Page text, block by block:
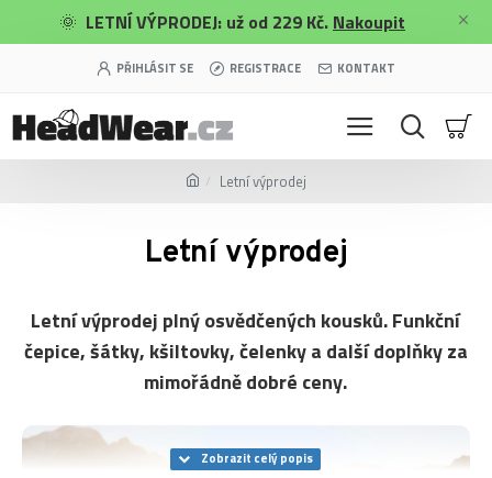
🌞 LETNÍ VÝPRODEJ: už od 229 Kč. Nakoupit
PŘIHLÁSIT SE REGISTRACE KONTAKT
Letní výprodej
Letní výprodej
Letní výprodej plný osvědčených kousků. Funkční
čepice, šátky, kšiltovky, čelenky a další doplňky za
mimořádně dobré ceny.